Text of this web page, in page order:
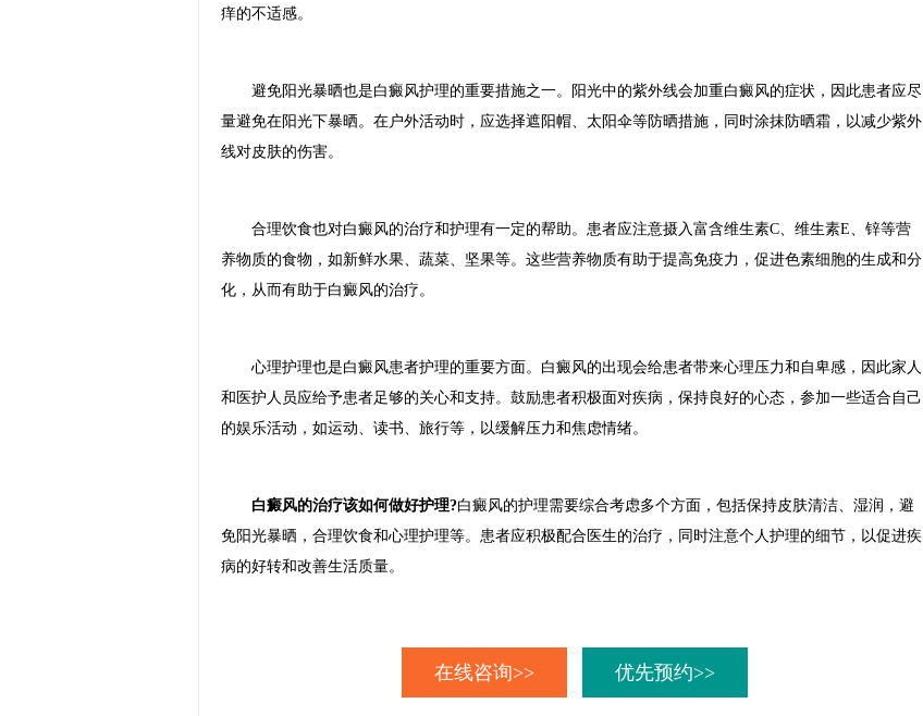
痒的不适感。
避免阳光暴晒也是白癜风护理的重要措施之一。阳光中的紫外线会加重白癜风的症状，因此患者应尽
量避免在阳光下暴晒。在户外活动时，应选择遮阳帽、太阳伞等防晒措施，同时涂抹防晒霜，以减少紫外
线对皮肤的伤害。
合理饮食也对白癜风的治疗和护理有一定的帮助。患者应注意摄入富含维生素C、维生素E、锌等营
养物质的食物，如新鲜水果、蔬菜、坚果等。这些营养物质有助于提高免疫力，促进色素细胞的生成和分
化，从而有助于白癜风的治疗。
心理护理也是白癜风患者护理的重要方面。白癜风的出现会给患者带来心理压力和自卑感，因此家人
和医护人员应给予患者足够的关心和支持。鼓励患者积极面对疾病，保持良好的心态，参加一些适合自己
的娱乐活动，如运动、读书、旅行等，以缓解压力和焦虑情绪。
白癜风的治疗该如何做好护理?白癜风的护理需要综合考虑多个方面，包括保持皮肤清洁、湿润，避
免阳光暴晒，合理饮食和心理护理等。患者应积极配合医生的治疗，同时注意个人护理的细节，以促进疾
病的好转和改善生活质量。
在线咨询>> 优先预约>>